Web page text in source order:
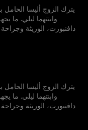
يترك الزوج أليسا
وابنتهما ليلي. ما
دافنبورت، الوريثة
يترك الزوج أليسا
وابنتهما ليلي. ما
دافنبورت، الوريثة